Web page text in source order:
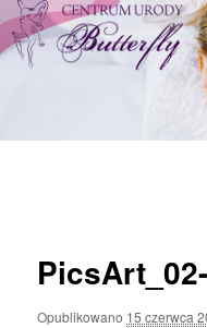
Przeskocz
do
tekstu
Centrum
Tylko od Ciebie zależy
pomożemy…
Opublikowano 15 czerwca